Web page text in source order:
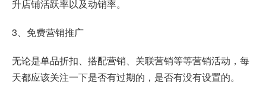
升店铺活跃率以及动销率。
3、免费营销推广
无论是单品折扣、搭配营销、关联营销等等营销活动，每
天都应该关注一下是否有过期的，是否有没有设置的。